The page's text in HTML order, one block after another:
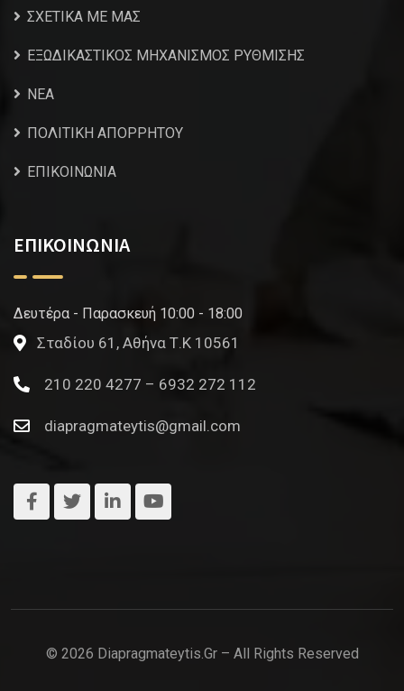
ΣΧΕΤΙΚΑ ΜΕ ΜΑΣ
ΕΞΩΔΙΚΑΣΤΙΚΟΣ ΜΗΧΑΝΙΣΜΟΣ ΡΥΘΜΙΣΗΣ
NEA
ΠΟΛΙΤΙΚΗ ΑΠΟΡΡΗΤΟΥ
ΕΠΙΚΟΙΝΩΝΙΑ
ΕΠΙΚΟΙΝΩΝΙΑ
Δευτέρα - Παρασκευή 10:00 - 18:00
Σταδίου 61, Αθήνα Τ.Κ 10561
210 220 4277 – 6932 272 112
diapragmateytis@gmail.com
© 2026 Diapragmateytis.gr – All Rights Reserved